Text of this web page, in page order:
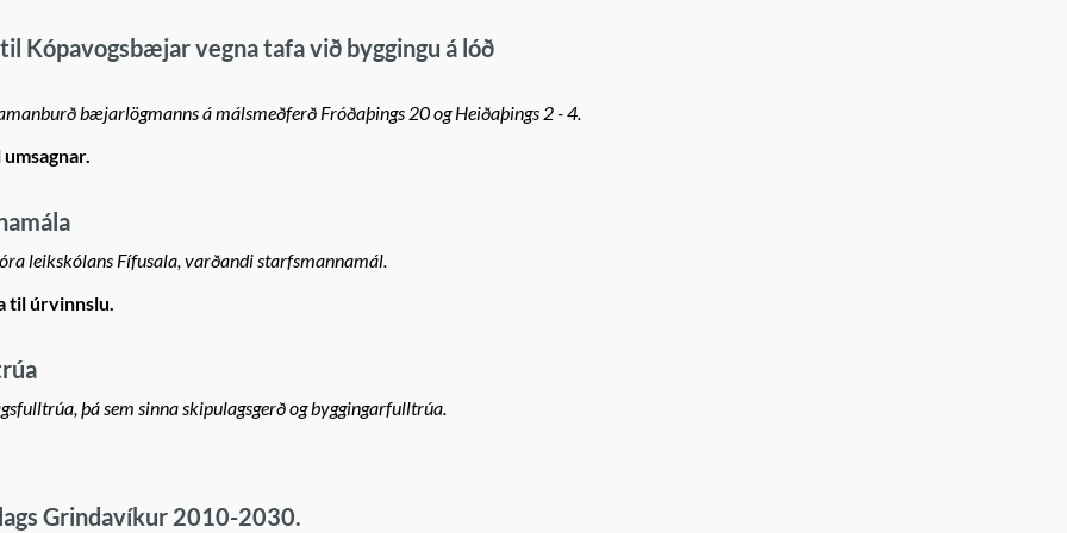
Kópavogsbæjar vegna tafa við byggingu á lóð
bæjarlögmanns á málsmeðferð Fróðaþings 20 og Heiðaþings 2 - 4.
leikskólans Fífusala, varðandi starfsmannamál.
til úrvinnslu.
þá sem sinna skipulagsgerð og byggingarfulltrúa.
Grindavíkur 2010-2030.